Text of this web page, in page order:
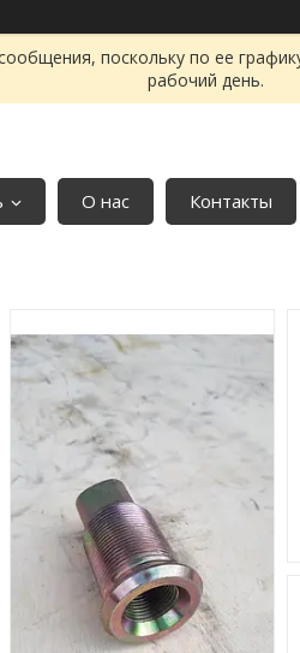
поскольку по ее
рабочий день.
О нас Контакты